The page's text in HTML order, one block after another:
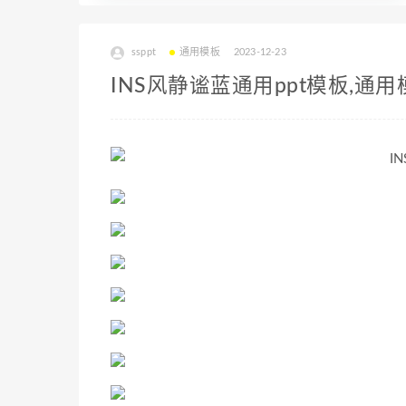
ssppt 通用模板 2023-12-23
INS风静谧蓝通用ppt模板,通用